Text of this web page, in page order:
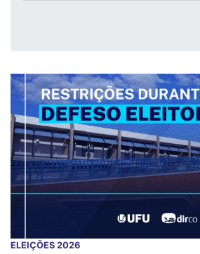
ELEIÇÕES 2026